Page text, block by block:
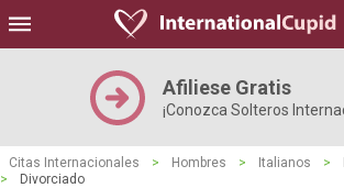
Afiliese Gratis
¡Conozca Solteros
Citas Internacionales > Hombres > Italianos >
>
Divorciado